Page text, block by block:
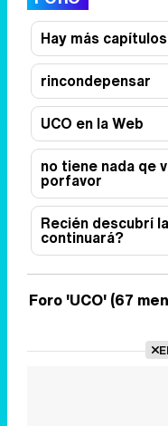
Hay más
rincondepensar
UCO en la Web
no tiene nada qe
porfavor
Recién descubrí
continuará?
Foro 'UCO' (67